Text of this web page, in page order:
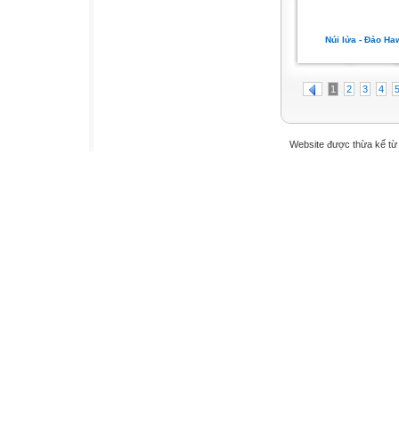
Núi lửa - Đảo
1 2 3 4 5
Website được thừa kế từ